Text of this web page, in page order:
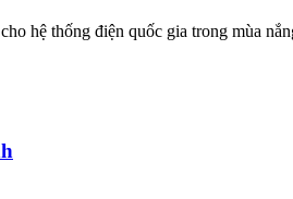
hệ thống điện quốc gia trong mùa